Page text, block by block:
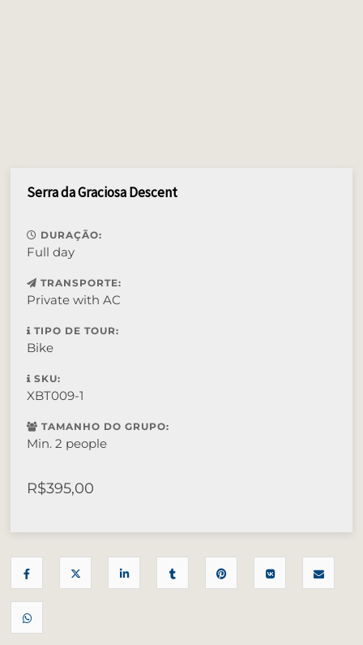
Serra da Graciosa Descent
DURAÇÃO:
Full day
TRANSPORTE:
Private with AC
TIPO DE TOUR:
Bike
SKU:
XBT009-1
TAMANHO DO GRUPO:
Min. 2 people
R$395,00